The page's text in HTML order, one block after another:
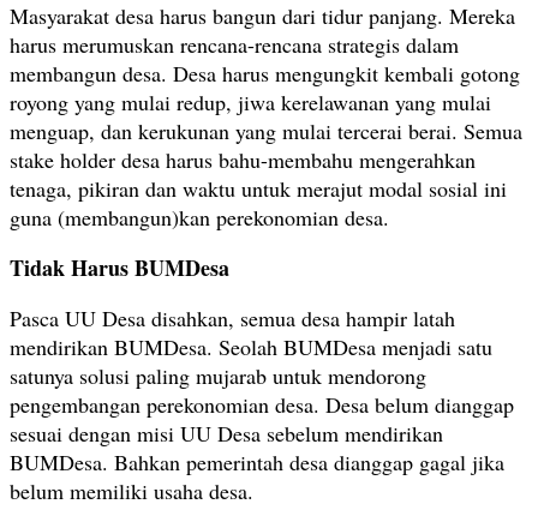
Masyarakat desa harus bangun dari tidur panjang. Mereka
harus merumuskan rencana-rencana strategis dalam
membangun desa. Desa harus mengungkit kembali gotong
royong yang mulai redup, jiwa kerelawanan yang mulai
menguap, dan kerukunan yang mulai tercerai berai. Semua
stake holder desa harus bahu-membahu mengerahkan
tenaga, pikiran dan waktu untuk merajut modal sosial ini
guna (membangun)kan perekonomian desa.
Tidak Harus BUMDesa
Pasca UU Desa disahkan, semua desa hampir latah
mendirikan BUMDesa. Seolah BUMDesa menjadi satu
satunya solusi paling mujarab untuk mendorong
pengembangan perekonomian desa. Desa belum dianggap
sesuai dengan misi UU Desa sebelum mendirikan
BUMDesa. Bahkan pemerintah desa dianggap gagal jika
belum memiliki usaha desa.